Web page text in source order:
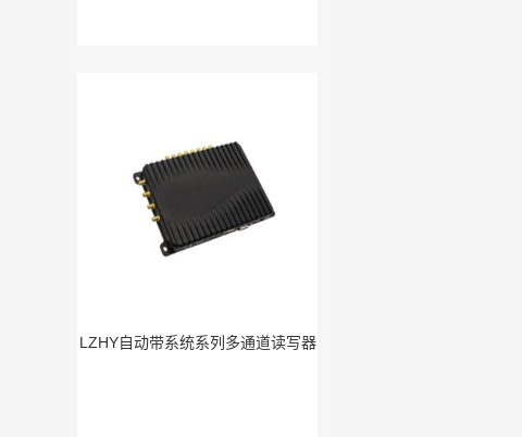
LZHY自动带系统系列多通道读写器